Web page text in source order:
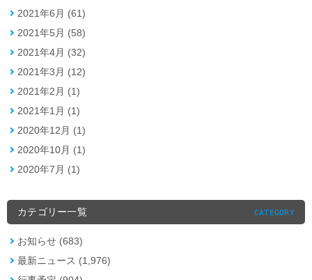
2021年6月 (61)
2021年5月 (58)
2021年4月 (32)
2021年3月 (12)
2021年2月 (1)
2021年1月 (1)
2020年12月 (1)
2020年10月 (1)
2020年7月 (1)
カテゴリー一覧 CATEGORY
お知らせ (683)
最新ニュース (1,976)